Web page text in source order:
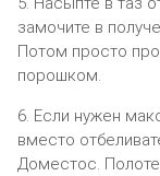
замочите в
Потом просто
порошком.
6. Если нужен
вместо
Доместос.